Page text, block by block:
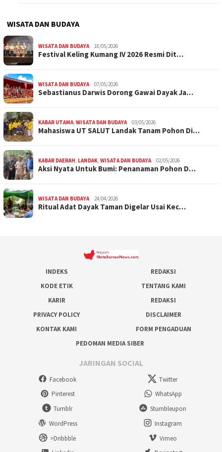
WISATA DAN BUDAYA
WISATA DAN BUDAYA 18/05/2026
Festival Keling Kumang IV 2026 Resmi Dit…
WISATA DAN BUDAYA 07/05/2026
Sebastianus Darwis Dorong Gawai Dayak Ja…
KABAR UTAMA WISATA DAN BUDAYA 03/05/2026
Mahasiswa UT SALUT Landak Tanam Pohon Di…
KABAR DAERAH LANDAK WISATA DAN BUDAYA 02/05/2026
Aksi Nyata Untuk Bumi: Penanaman Pohon D…
WISATA DAN BUDAYA 24/04/2026
Ritual Adat Dayak Taman Digelar Usai Kec…
INDEKS
REDAKSI
KODE ETIK
TENTANG KAMI
KARIR
REDAKSI
PRIVACY POLICY
DISCLAIMER
KONTAK KAMI
FORM PENGADUAN
PEDOMAN MEDIA SIBER
JARINGAN SOCIAL
Facebook
Twitter
Pinterest
WhatsApp
Tumblr
Stumbleupon
WordPress
Instagram
>Dribbble
Vimeo